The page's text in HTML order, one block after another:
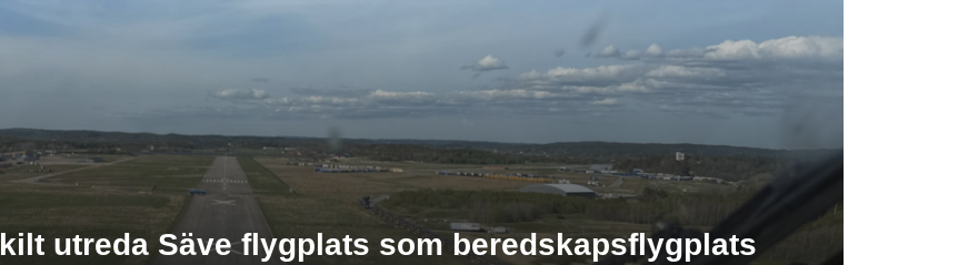
utreda Säve flygplats som beredskapsflygplats